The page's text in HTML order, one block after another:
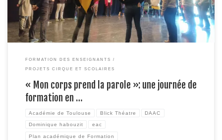
FORMATION DES ENSEIGNANTS
PROJETS CIRQUE ET SCOLAIRES
« Mon corps prend la parole »: une journée de
formation en …
Académie de Toulouse Blick Théatre DAAC
Dominique habouzit eac
Plan académique de Formation